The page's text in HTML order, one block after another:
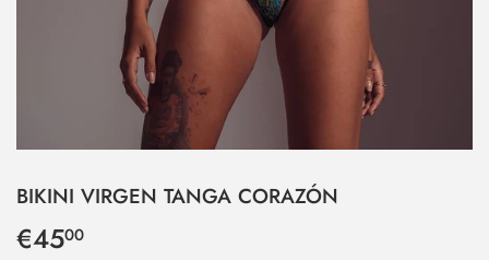
BIKINI VIRGEN TANGA CORAZÓN
€4500